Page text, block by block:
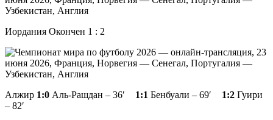
Иордания Окончен 1 : 2
Алжир 1:0 Аль-Рашдан – 36′ 1:1 Бенбуали – 69′ 1:2 Гуири
– 82′